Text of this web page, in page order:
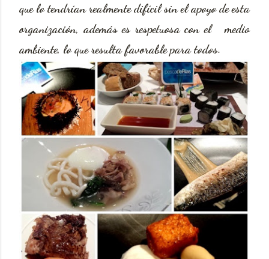
que lo tendrían realmente difícil sin el apoyo de esta
organización, además es respetuosa con el medio
ambiente, lo que resulta favorable para todos.